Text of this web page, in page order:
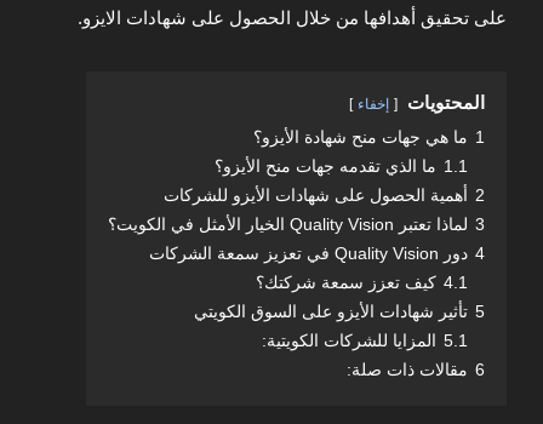
على تحقيق أهدافها من خلال الحصول على شهادات الايزو.
المحتويات إخفاء
1 ما هي جهات منح شهادة الأيزو؟
1.1 ما الذي تقدمه جهات منح الأيزو؟
2 أهمية الحصول على شهادات الأيزو للشركات
3 لماذا تعتبر Quality Vision الخيار الأمثل في الكويت؟
4 دور Quality Vision في تعزيز سمعة الشركات
4.1 كيف تعزز سمعة شركتك؟
5 تأثير شهادات الأيزو على السوق الكويتي
5.1 المزايا للشركات الكويتية:
6 مقالات ذات صلة: